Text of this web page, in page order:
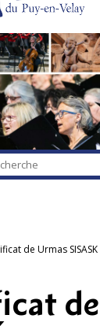
par
de Urmas SISASK